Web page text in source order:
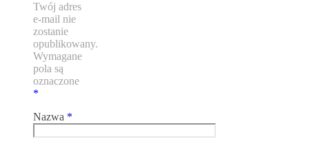
Twój adres
e-mail nie
zostanie
opublikowany.
Wymagane
pola są
oznaczone
*
Nazwa *